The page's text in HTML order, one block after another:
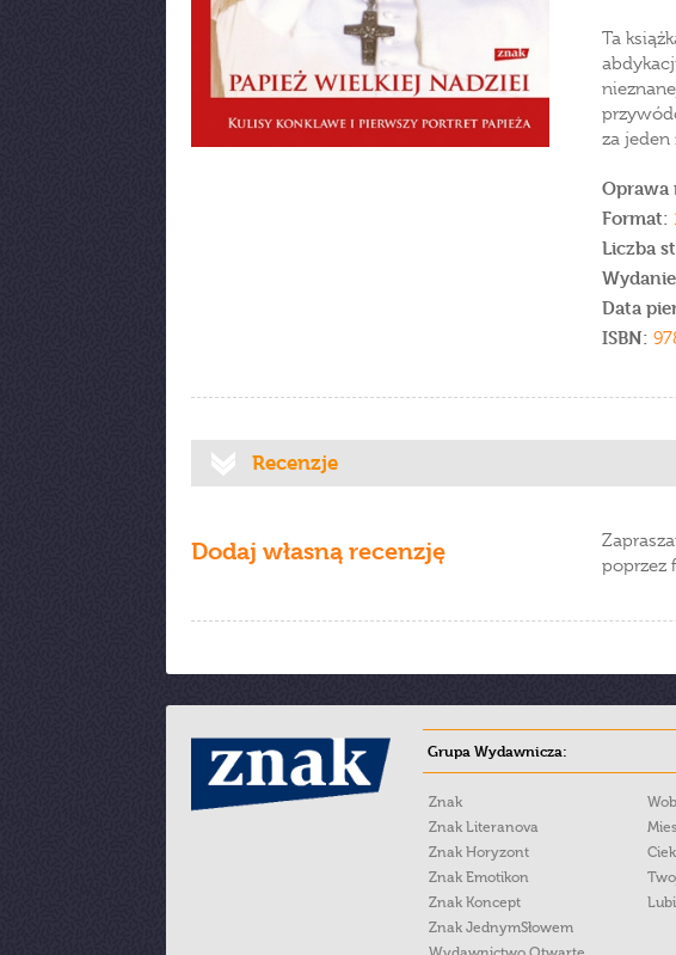
Ta
za jeden
Oprawa
Format:
Liczba
Data
ISBN:
Recenzje
Dodaj własną recenzję
poprzez
Grupa Wydawnicza:
Znak
Znak Literanova
Znak Horyzont
Znak Emotikon
Znak Koncept
Znak JednymSłowem